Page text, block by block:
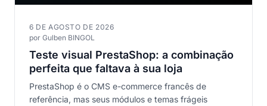
6 DE AGOSTO DE 2026
por Gulben BINGOL
Teste visual PrestaShop: a combinação
perfeita que faltava à sua loja
PrestaShop é o CMS e-commerce francês de
referência, mas seus módulos e temas frágeis